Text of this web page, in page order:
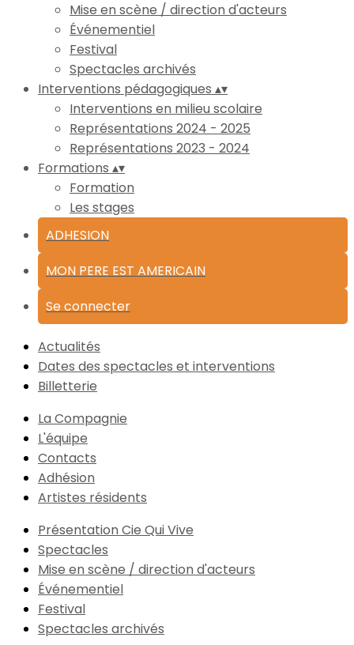
Mise en scène / direction d'acteurs
Événementiel
Festival
Spectacles archivés
Interventions pédagogiques ▴▾
Interventions en milieu scolaire
Représentations 2024 - 2025
Représentations 2023 - 2024
Formations ▴▾
Formation
Les stages
ADHESION
MON PERE EST AMERICAIN
Se connecter
Actualités
Dates des spectacles et interventions
Billetterie
La Compagnie
L'équipe
Contacts
Adhésion
Artistes résidents
Présentation Cie Qui Vive
Spectacles
Mise en scène / direction d'acteurs
Événementiel
Festival
Spectacles archivés